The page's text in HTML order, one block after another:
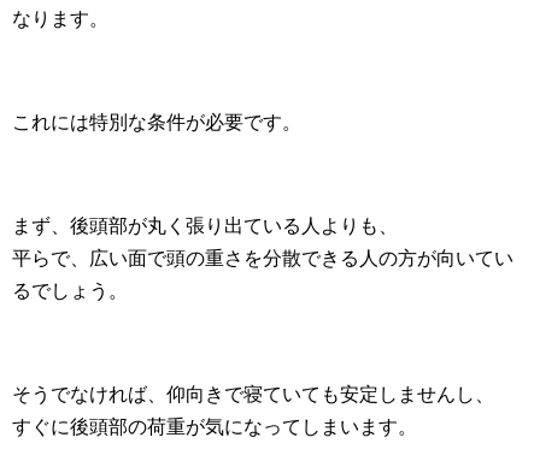
なります。
これには特別な条件が必要です。
まず、後頭部が丸く張り出ている人よりも、
平らで、広い面で頭の重さを分散できる人の方が向いてい
るでしょう。
そうでなければ、仰向きで寝ていても安定しませんし、
すぐに後頭部の荷重が気になってしまいます。